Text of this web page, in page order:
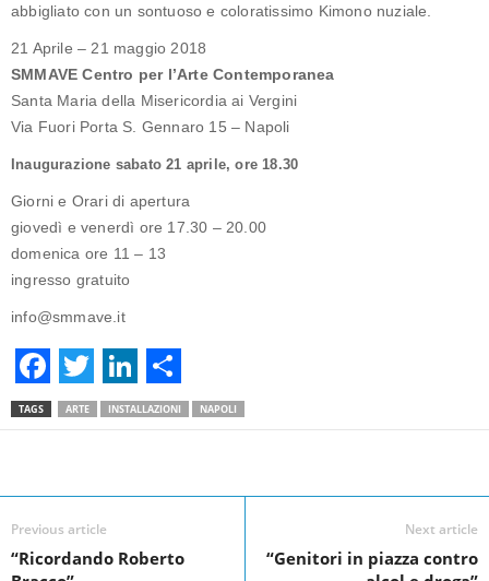
abbigliato con un sontuoso e coloratissimo Kimono nuziale.
21 Aprile – 21 maggio 2018
SMMAVE Centro per l’Arte Contemporanea
Santa Maria della Misericordia ai Vergini
Via Fuori Porta S. Gennaro 15 – Napoli
Inaugurazione sabato 21 aprile, ore 18.30
Giorni e Orari di apertura
giovedì e venerdì ore 17.30 – 20.00
domenica ore 11 – 13
ingresso gratuito
info@smmave.it
F
a
e
b
T
w
t
t
L
i
k
e
S
h
r
TAGS ARTE INSTALLAZIONI NAPOLI
Previous article
“Ricordando Roberto
Next article
“Genitori in piazza contro